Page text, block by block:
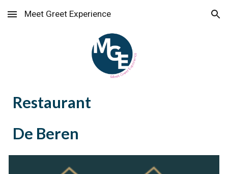
Skip to main content Skip to navigation
Meet Greet Experience
Restaurant
De Beren